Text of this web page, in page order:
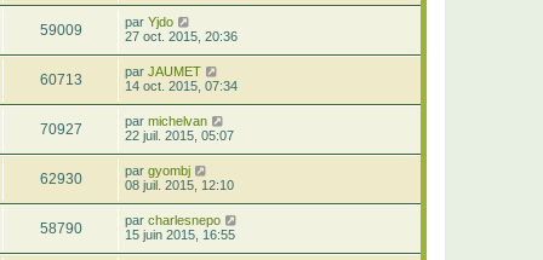
59009 par Yjdo
27 oct. 2015, 20:36
60713 par JAUMET
14 oct. 2015, 07:34
70927 par michelvan
22 juil. 2015, 05:07
62930 par gyombj
08 juil. 2015, 12:10
58790 par charlesnepo
15 juin 2015, 16:55